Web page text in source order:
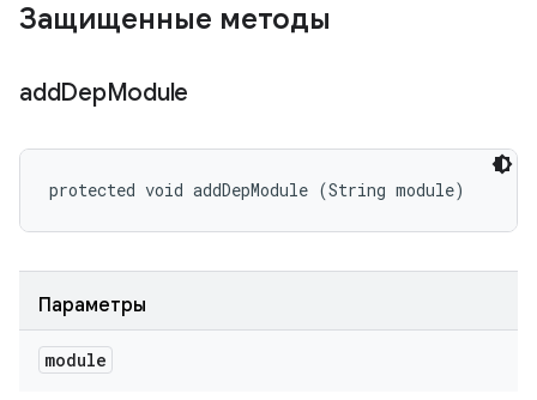
Защищенные методы
addDepModule
protected void addDepModule (String module)
Параметры
module